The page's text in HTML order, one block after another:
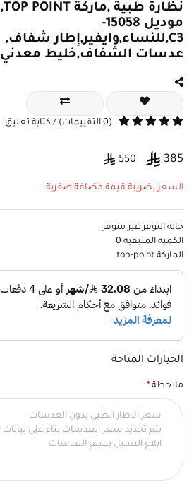
نظارة طبية ,ماركة TOP POINT,
موديل 15058-
C3,للنساء,وايفير,إطار شفاف,
عدسات الشفاف,خليط معدني
(0 التقييمات) / كتابة تعليق
385
550
السعر بضريبة قيمة مضافة صفرية
حالة التوفرغير متوفر
الكمية المتبقية 0
الماركة top-point
الخيارات المتاحة
ملاحظة